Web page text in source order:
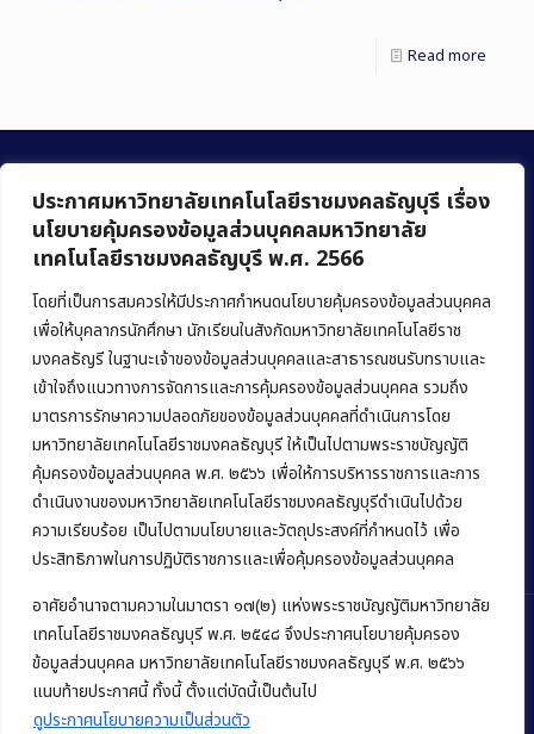
ประกาศมหาวิทยาลัยเทคโนโลยีราชมงคลธัญบุรี เรื่อง
นโยบายคุ้มครองข้อมูลส่วนบุคคลมหาวิทยาลัย
เทคโนโลยีราชมงคลธัญบุรี พ.ศ. 2566
โดยที่เป็นการสมควรให้มีประกาศกำหนดนโยบายคุ้มครองข้อมูลส่วนบุคคล
เพื่อให้บุคลากรนักศึกษา นักเรียนในสังกัดมหาวิทยาลัยเทคโนโลยีราช
มงคลธัญรี ในฐานะเจ้าของข้อมูลส่วนบุคคลและสาธารณชนรับทราบและ
เข้าใจถึงแนวทางการจัดการและการคุ้มครองข้อมูลส่วนบุคคล รวมถึง
มาตรการรักษาความปลอดภัยของข้อมูลส่วนบุคคลที่ดำเนินการโดย
มหาวิทยาลัยเทคโนโลยีราชมงคลธัญบุรี ให้เป็นไปตามพระราชบัญญัติ
คุ้มครองข้อมูลส่วนบุคคล พ.ศ. ๒๕๖๖ เพื่อให้การบริหารราชการและการ
ดำเนินงานของมหาวิทยาลัยเทคโนโลยีราชมงคลธัญบุรีดำเนินไปด้วย
ความเรียบร้อย เป็นไปตามนโยบายและวัตถุประสงค์ที่กำหนดไว้ เพื่อ
ประสิทธิภาพในการปฏิบัติราชการและเพื่อคุ้มครองข้อมูลส่วนบุคคล
อาศัยอำนาจตามความในมาตรา ๑๗(๒) แห่งพระราชบัญญัติมหาวิทยาลัย
เทคโนโลยีราชมงคลธัญบุรี พ.ศ. ๒๕๔๘ จึงประกาศนโยบายคุ้มครอง
ข้อมูลส่วนบุคคล มหาวิทยาลัยเทคโนโลยีราชมงคลธัญบุรี พ.ศ. ๒๕๖๖
แนบท้ายประกาศนี้ ทั้งนี้ ตั้งแต่บัดนี้เป็นต้นไป
ดูประกาศนโยบายความเป็นส่วนตัว
Read more
คณะบริหารธุรกิจ
มหาวิทยาลัยเทคโนโลยีราชมงคลธัญบุรี
39 หมู่ 1 ถนนรังสิต-นครนายก ตำบลคลองหก
อำเภอคลองหลวง จังหวัดปทุมธานี 12120
Phone:+66 (0) 2549 3243,+66 (0) 2549 3241
E-mail:bus@rmutt.ac.th
Copyright © 2022 คณะบริหารธุรกิจ มหาวิทยาลัยเทคโนโลยีราชมงคล
ธัญบุรี